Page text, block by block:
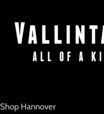
Shop Hannover